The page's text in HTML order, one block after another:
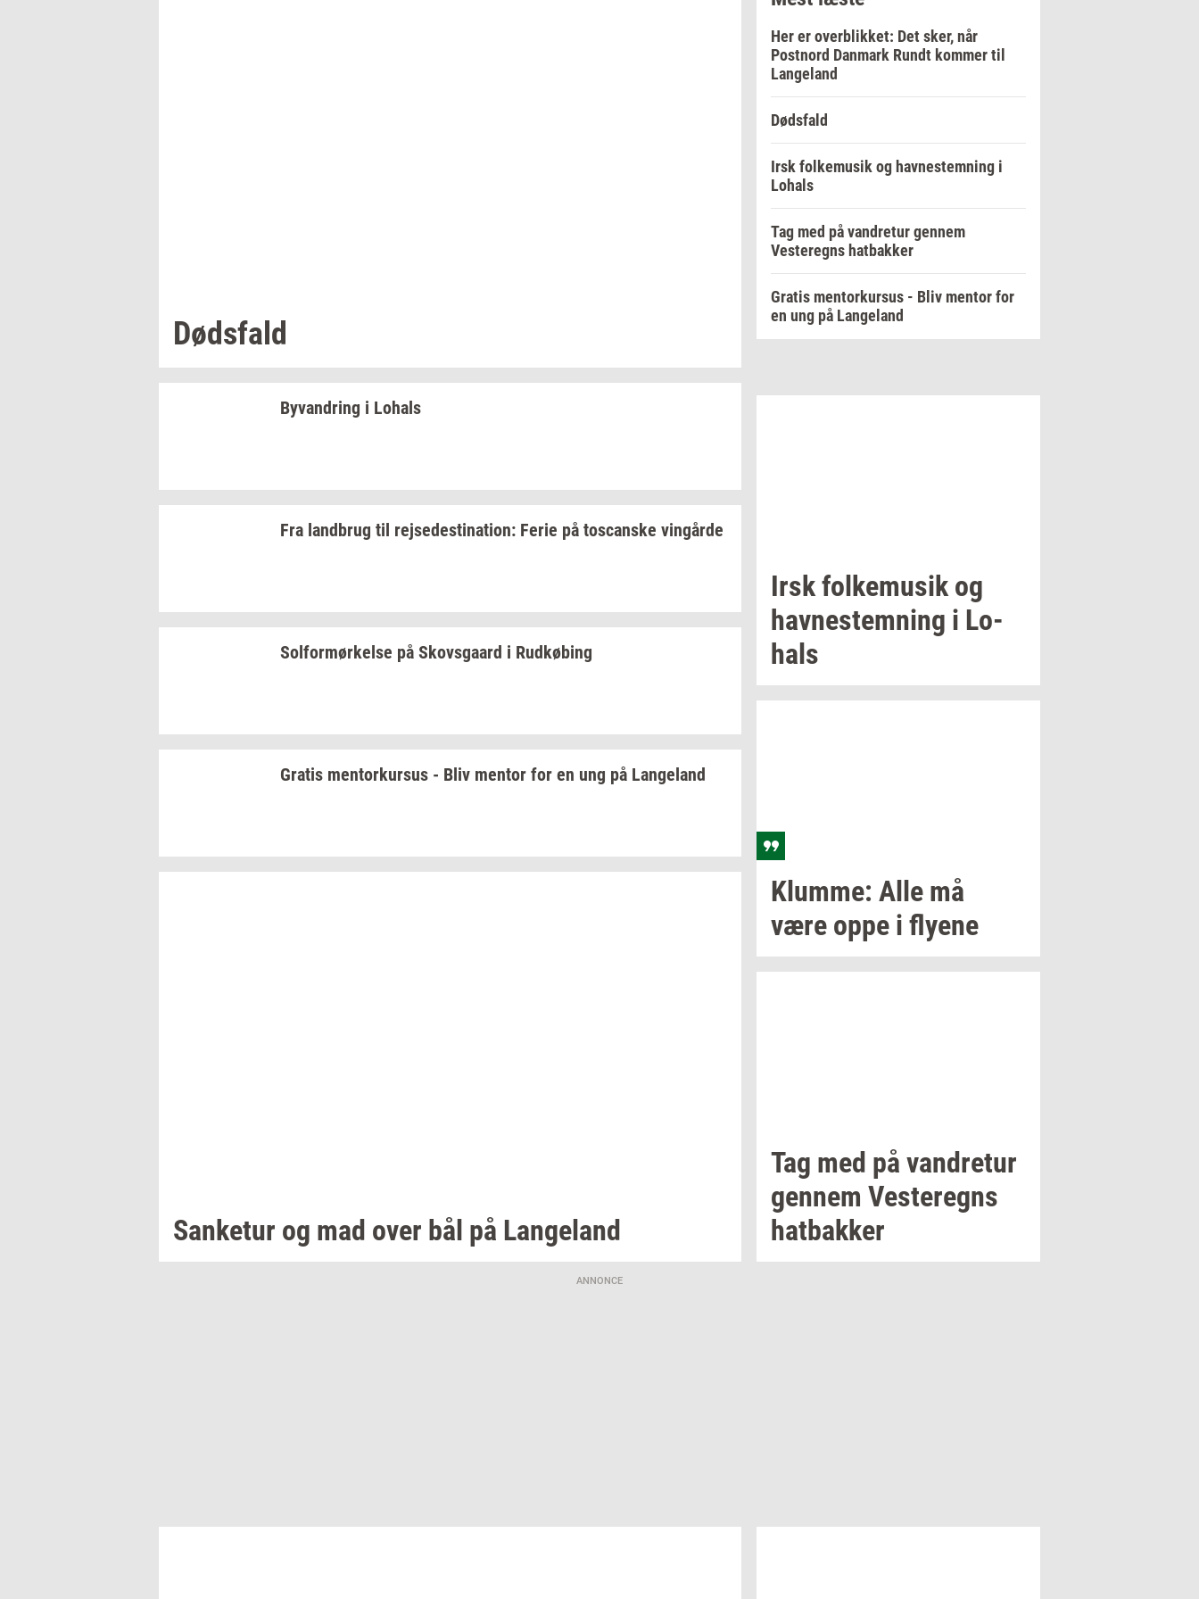
Døds­fald
Byvan­dring i Lo­hals
Fra land­brug til rej­se­desti­na­tion: Ferie på toscan­ske vin­går­de
Sol­for­mør­kel­se på Sko­vs­gaard i Rud­kø­bing
Gra­tis men­tor­kur­sus - Bliv men­tor for en ung på Lan­geland
San­ke­tur og mad over bål på Lan­geland
Her er overblikket: Det sker, når
Postnord Danmark Rundt kommer til
Langeland
Dødsfald
Irsk folkemusik og havnestemning i
Lohals
Tag med på vandretur gennem
Vesteregns hatbakker
Gratis mentorkursus - Bliv mentor for
en ung på Langeland
Irskfol­kemu­sikog
hav­ne­stem­ning i Lo­
hals
Klum­me: Alle må
være oppe i fly­e­ne
Tag med på van­dre­tur
gen­nem Ve­ste­regns
hat­bak­ker
ANNONCE